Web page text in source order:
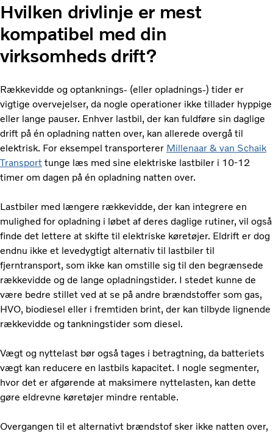
Hvilken drivlinje er mest
kompatibel med din
virksomheds drift?
Rækkevidde og optanknings- (eller opladnings-) tider er
vigtige overvejelser, da nogle operationer ikke tillader hyppige
eller lange pauser. Enhver lastbil, der kan fuldføre sin daglige
drift på én opladning natten over, kan allerede overgå til
elektrisk. For eksempel transporterer Millenaar & van Schaik
Transport tunge læs med sine elektriske lastbiler i 10-12
timer om dagen på én opladning natten over.
Lastbiler med længere rækkevidde, der kan integrere en
mulighed for opladning i løbet af deres daglige rutiner, vil også
finde det lettere at skifte til elektriske køretøjer. Eldrift er dog
endnu ikke et levedygtigt alternativ til lastbiler til
fjerntransport, som ikke kan omstille sig til den begrænsede
rækkevidde og de lange opladningstider. I stedet kunne de
være bedre stillet ved at se på andre brændstoffer som gas,
HVO, biodiesel eller i fremtiden brint, der kan tilbyde lignende
rækkevidde og tankningstider som diesel.
Vægt og nyttelast bør også tages i betragtning, da batteriets
vægt kan reducere en lastbils kapacitet. I nogle segmenter,
hvor det er afgørende at maksimere nyttelasten, kan dette
gøre eldrevne køretøjer mindre rentable.
Overgangen til et alternativt brændstof sker ikke natten over,